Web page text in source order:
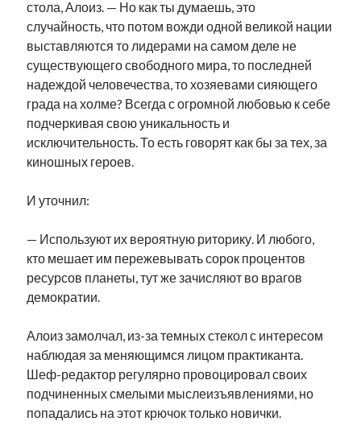
стола, Алоиз. — Но как ты думаешь, это
случайность, что потом вожди одной великой нации
выставляются то лидерами на самом деле не
существующего свободного мира, то последней
надеждой человечества, то хозяевами сияющего
града на холме? Всегда с огромной любовью к себе
подчеркивая свою уникальность и
исключительность. То есть говорят как бы за тех, за
киношных героев.
И уточнил:
— Используют их вероятную риторику. И любого,
кто мешает им пережевывать сорок процентов
ресурсов планеты, тут же зачисляют во врагов
демократии.
Алоиз замолчал, из-за темных стекол с интересом
наблюдая за меняющимся лицом практиканта.
Шеф-редактор регулярно провоцировал своих
подчиненных смелыми мыслеизъявлениями, но
попадались на этот крючок только новички.